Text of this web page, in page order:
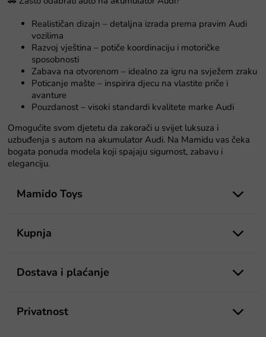
l
s
t
a
n
j
a
Realističan dizajn – detaljna izrada prema pravim Audi
vozilima
Razvoj vještina – potiče koordinaciju i motoričke
sposobnosti
Zabava na otvorenom – idealno za igru na svježem zraku
Poticanje mašte – inspirira djecu na vlastite priče i
avanture
Pouzdanost – visoki standardi kvalitete marke Audi
Omogućite svom djetetu da zakorači u svijet luksuza i
uzbuđenja s autom na akumulator Audi. Na Mamidu vas čeka
bogata ponuda modela koji spajaju sigurnost, zabavu i
eleganciju.
Mamido Toys
Kupnja
Dostava i plaćanje
Privatnost